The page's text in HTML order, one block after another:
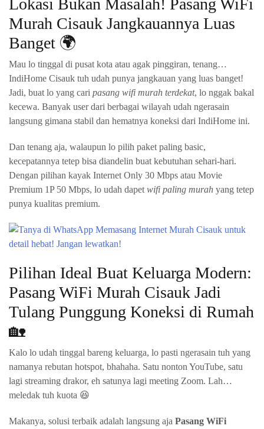
Lokasi Bukan Masalah! Pasang WiFi
Murah Cisauk Jangkauannya Luas
Banget 🌍
Mau lo tinggal di pusat kota atau agak pinggiran, tenang…
IndiHome Cisauk tuh udah punya jangkauan yang luas banget!
Jadi, buat lo yang cari pasang wifi murah terdekat, lo nggak bakal
kecewa. Banyak user dari berbagai wilayah udah ngerasain
langsung gimana stabil dan hematnya koneksi dari IndiHome ini.
Dan tenang aja, walaupun lo pilih paket paling basic,
kecepatannya tetep bisa diandelin buat kebutuhan sehari-hari.
Dengan pilihan kayak Internet Only 30 Mbps atau Movie
Premium 1P 50 Mbps, lo udah dapet wifi paling murah yang tetep
punya kualitas premium.
Pilihan Ideal Buat Keluarga Modern:
Pasang WiFi Murah Cisauk Jadi
Tulang Punggung Koneksi di Rumah
🏡
Kalo lo udah tinggal bareng keluarga, lo pasti ngerasain tuh yang
namanya rebutan hotspot, bhahaha. Satu nonton YouTube, satu
lagi streaming drakor, eh satunya lagi meeting Zoom. Lah…
meledak tuh kuota 😆
Makanya, solusi terbaik adalah langsung aja Pasang WiFi